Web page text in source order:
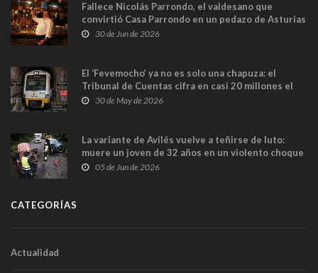
Fallece Nicolás Parrondo, el valdesano que
convirtió Casa Parrondo en un pedazo de Asturias
en Madrid
30 de Jun de 2026
El ‘Fevemocho’ ya no es solo una chapuza: el
Tribunal de Cuentas cifra en casi 20 millones el
sobrecoste de los trenes que no cabían por los
30 de May de 2026
La variante de Avilés vuelve a teñirse de luto:
muere un joven de 32 años en un violento choque
frontal
05 de Jun de 2026
CATEGORÍAS
Actualidad